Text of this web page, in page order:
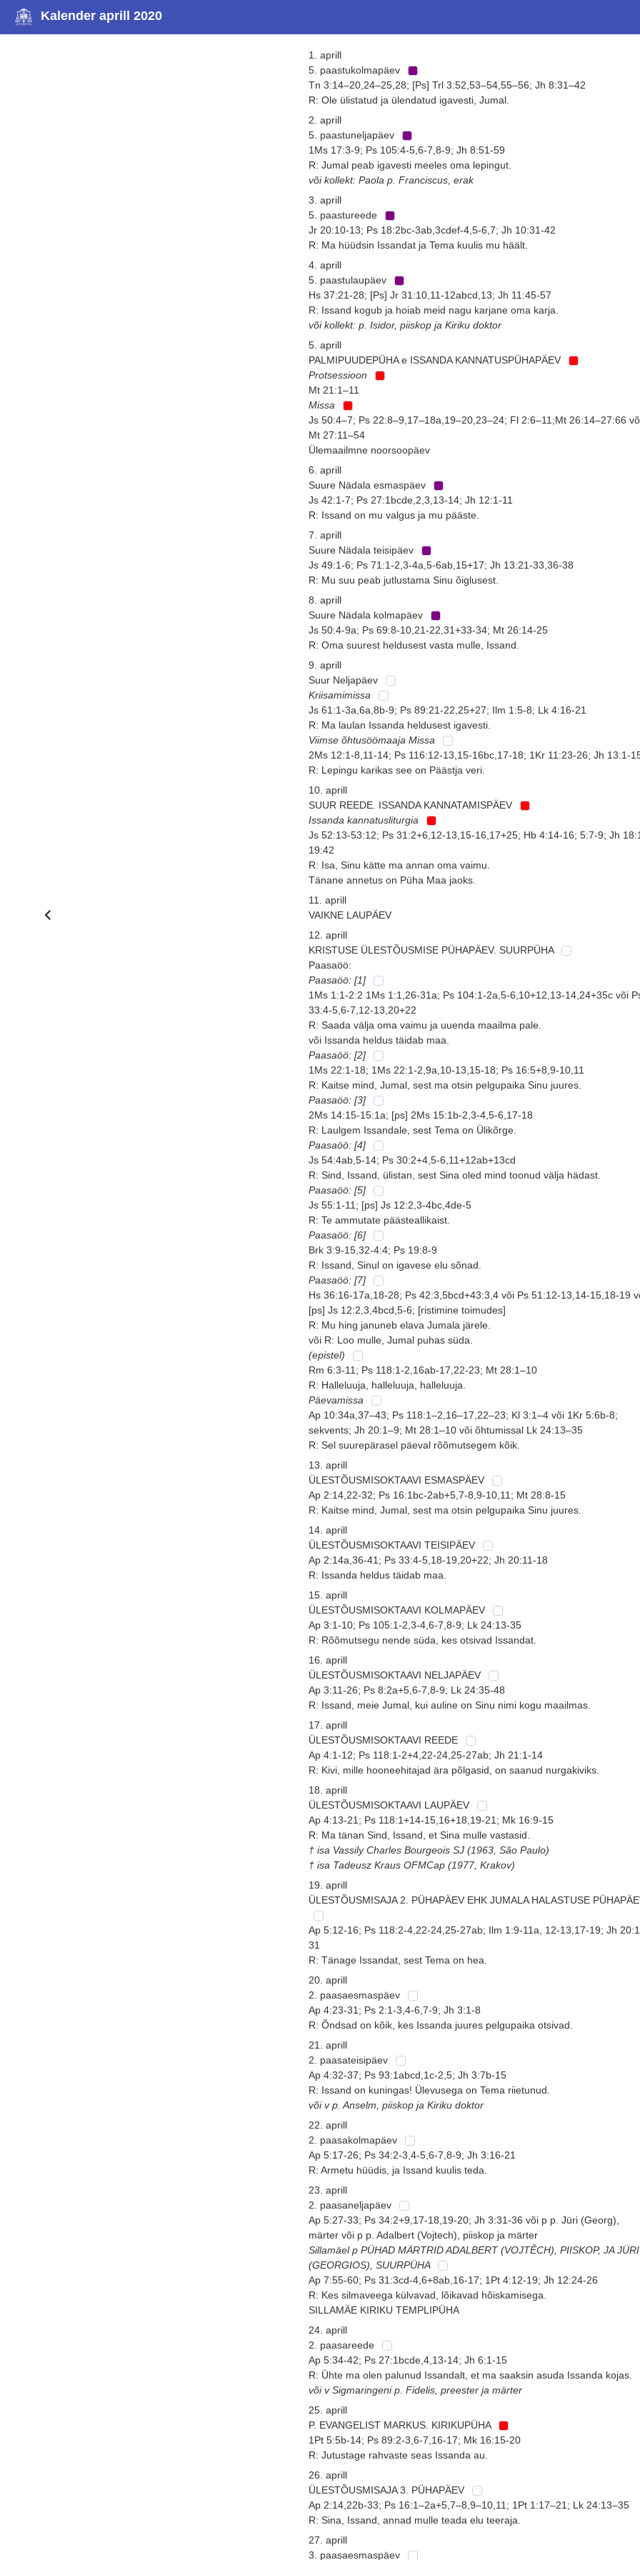
Kalender aprill 2020
1. aprill
5. paastukolmapäev
Tn 3:14–20,24–25,28; [Ps] Trl 3:52,53–54,55–56; Jh 8:31–42
R: Ole ülistatud ja ülendatud igavesti, Jumal.
2. aprill
5. paastuneljapäev
1Ms 17:3-9; Ps 105:4-5,6-7,8-9; Jh 8:51-59
R: Jumal peab igavesti meeles oma lepingut.
või kollekt: Paola p. Franciscus, erak
3. aprill
5. paastureede
Jr 20:10-13; Ps 18:2bc-3ab,3cdef-4,5-6,7; Jh 10:31-42
R: Ma hüüdsin Issandat ja Tema kuulis mu häält.
4. aprill
5. paastulaupäev
Hs 37:21-28; [Ps] Jr 31:10,11-12abcd,13; Jh 11:45-57
R: Issand kogub ja hoiab meid nagu karjane oma karja.
või kollekt: p. Isidor, piiskop ja Kiriku doktor
5. aprill
PALMIPUUDEPÜHA e ISSANDA KANNATUSPÜHAPÄEV
Protsessioon
Mt 21:1–11
Missa
Js 50:4–7; Ps 22:8–9,17–18a,19–20,23–24; Fl 2:6–11;Mt 26:14–27:66
Mt 27:11–54
Ülemaailmne noorsoopäev
6. aprill
Suure Nädala esmaspäev
Js 42:1-7; Ps 27:1bcde,2,3,13-14; Jh 12:1-11
R: Issand on mu valgus ja mu pääste.
7. aprill
Suure Nädala teisipäev
Js 49:1-6; Ps 71:1-2,3-4a,5-6ab,15+17; Jh 13:21-33,36-38
R: Mu suu peab jutlustama Sinu õiglusest.
8. aprill
Suure Nädala kolmapäev
Js 50:4-9a; Ps 69:8-10,21-22,31+33-34; Mt 26:14-25
R: Oma suurest heldusest vasta mulle, Issand.
9. aprill
Suur Neljapäev
Kriisamimissa
Js 61:1-3a,6a,8b-9; Ps 89:21-22,25+27; Ilm 1:5-8; Lk 4:16-21
R: Ma laulan Issanda heldusest igavesti.
Viimse õhtusöömaaja Missa
2Ms 12:1-8,11-14; Ps 116:12-13,15-16bc,17-18; 1Kr 11:23-26; Jh 13:1-
R: Lepingu karikas see on Päästja veri.
10. aprill
SUUR REEDE. ISSANDA KANNATAMISPÄEV
Issanda kannatusliturgia
Js 52:13-53:12; Ps 31:2+6,12-13,15-16,17+25; Hb 4:14-16; 5:7-9; Jh
19:42
R: Isa, Sinu kätte ma annan oma vaimu.
Tänane annetus on Püha Maa jaoks.
11. aprill
VAIKNE LAUPÄEV
12. aprill
KRISTUSE ÜLESTÕUSMISE PÜHAPÄEV. SUURPÜHA
Paasaöö:
Paasaöö: [1]
1Ms 1:1-2:2 1Ms 1:1,26-31a; Ps 104:1-2a,5-6,10+12,13-14,24+35c või
33:4-5,6-7,12-13,20+22
R: Saada välja oma vaimu ja uuenda maailma pale.
või Issanda heldus täidab maa.
Paasaöö: [2]
1Ms 22:1-18; 1Ms 22:1-2,9a,10-13,15-18; Ps 16:5+8,9-10,11
R: Kaitse mind, Jumal, sest ma otsin pelgupaika Sinu juures.
Paasaöö: [3]
2Ms 14:15-15:1a; [ps] 2Ms 15:1b-2,3-4,5-6,17-18
R: Laulgem Issandale, sest Tema on Ülikõrge.
Paasaöö: [4]
Js 54:4ab,5-14; Ps 30:2+4,5-6,11+12ab+13cd
R: Sind, Issand, ülistan, sest Sina oled mind toonud välja hädast.
Paasaöö: [5]
Js 55:1-11; [ps] Js 12:2,3-4bc,4de-5
R: Te ammutate päästeallikaist.
Paasaöö: [6]
Brk 3:9-15,32-4:4; Ps 19:8-9
R: Issand, Sinul on igavese elu sõnad.
Paasaöö: [7]
Hs 36:16-17a,18-28; Ps 42:3,5bcd+43:3,4 või Ps 51:12-13,14-15,18-19
[ps] Js 12:2,3,4bcd,5-6; [ristimine toimudes]
R: Mu hing januneb elava Jumala järele.
või R: Loo mulle, Jumal puhas süda.
(epistel)
Rm 6:3-11; Ps 118:1-2,16ab-17,22-23; Mt 28:1–10
R: Halleluuja, halleluuja, halleluuja.
Päevamissa
Ap 10:34a,37–43; Ps 118:1–2,16–17,22–23; Kl 3:1–4 või 1Kr 5:6b-8;
sekvents; Jh 20:1–9; Mt 28:1–10 või õhtumissal Lk 24:13–35
R: Sel suurepärasel päeval rõõmutsegem kõik.
13. aprill
ÜLESTÕUSMISOKTAAVI ESMASPÄEV
Ap 2:14,22-32; Ps 16:1bc-2ab+5,7-8,9-10,11; Mt 28:8-15
R: Kaitse mind, Jumal, sest ma otsin pelgupaika Sinu juures.
14. aprill
ÜLESTÕUSMISOKTAAVI TEISIPÄEV
Ap 2:14a,36-41; Ps 33:4-5,18-19,20+22; Jh 20:11-18
R: Issanda heldus täidab maa.
15. aprill
ÜLESTÕUSMISOKTAAVI KOLMAPÄEV
Ap 3:1-10; Ps 105:1-2,3-4,6-7,8-9; Lk 24:13-35
R: Rõõmutsegu nende süda, kes otsivad Issandat.
16. aprill
ÜLESTÕUSMISOKTAAVI NELJAPÄEV
Ap 3:11-26; Ps 8:2a+5,6-7,8-9; Lk 24:35-48
R: Issand, meie Jumal, kui auline on Sinu nimi kogu maailmas.
17. aprill
ÜLESTÕUSMISOKTAAVI REEDE
Ap 4:1-12; Ps 118:1-2+4,22-24,25-27ab; Jh 21:1-14
R: Kivi, mille hooneehitajad ära põlgasid, on saanud nurgakiviks.
18. aprill
ÜLESTÕUSMISOKTAAVI LAUPÄEV
Ap 4:13-21; Ps 118:1+14-15,16+18,19-21; Mk 16:9-15
R: Ma tänan Sind, Issand, et Sina mulle vastasid.
† isa Vassily Charles Bourgeois SJ (1963, São Paulo)
† isa Tadeusz Kraus OFMCap (1977, Krakov)
19. aprill
ÜLESTÕUSMISAJA 2. PÜHAPÄEV EHK JUMALA HALASTUSE
Ap 5:12-16; Ps 118:2-4,22-24,25-27ab; Ilm 1:9-11a, 12-13,17-19; Jh
31
R: Tänage Issandat, sest Tema on hea.
20. aprill
2. paasaesmaspäev
Ap 4:23-31; Ps 2:1-3,4-6,7-9; Jh 3:1-8
R: Õndsad on kõik, kes Issanda juures pelgupaika otsivad.
21. aprill
2. paasateisipäev
Ap 4:32-37; Ps 93:1abcd,1c-2,5; Jh 3:7b-15
R: Issand on kuningas! Ülevusega on Tema riietunud.
või v p. Anselm, piiskop ja Kiriku doktor
22. aprill
2. paasakolmapäev
Ap 5:17-26; Ps 34:2-3,4-5,6-7,8-9; Jh 3:16-21
R: Armetu hüüdis, ja Issand kuulis teda.
23. aprill
2. paasaneljapäev
Ap 5:27-33; Ps 34:2+9,17-18,19-20; Jh 3:31-36 või p p. Jüri (Georg),
märter või p p. Adalbert (Vojtech), piiskop ja märter
Sillamäel p PÜHAD MÄRTRID ADALBERT (VOJTĚCH), PIISKOP, JA JÜRI
(GEORGIOS), SUURPÜHA
Ap 7:55-60; Ps 31:3cd-4,6+8ab,16-17; 1Pt 4:12-19; Jh 12:24-26
R: Kes silmaveega külvavad, lõikavad hõiskamisega.
SILLAMÄE KIRIKU TEMPLIPÜHA
24. aprill
2. paasareede
Ap 5:34-42; Ps 27:1bcde,4,13-14; Jh 6:1-15
R: Ühte ma olen palunud Issandalt, et ma saaksin asuda Issanda kojas.
või v Sigmaringeni p. Fidelis, preester ja märter
25. aprill
P. EVANGELIST MARKUS. KIRIKUPÜHA
1Pt 5:5b-14; Ps 89:2-3,6-7,16-17; Mk 16:15-20
R: Jutustage rahvaste seas Issanda au.
26. aprill
ÜLESTÕUSMISAJA 3. PÜHAPÄEV
Ap 2:14,22b-33; Ps 16:1–2a+5,7–8,9–10,11; 1Pt 1:17–21; Lk 24:13–35
R: Sina, Issand, annad mulle teada elu teeraja.
27. aprill
3. paasaesmaspäev